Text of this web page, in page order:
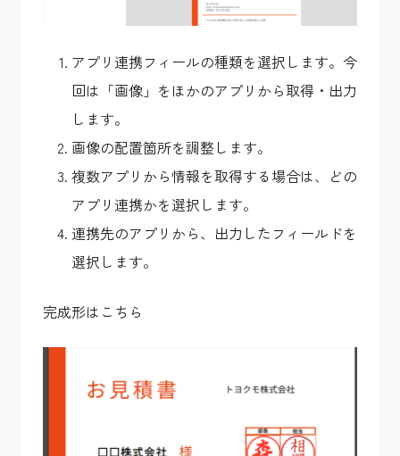
アプリ連携フィールの種類を選択します。今
回は「画像」をほかのアプリから取得・出力
します。
画像の配置箇所を調整します。
複数アプリから情報を取得する場合は、どの
アプリ連携かを選択します。
連携先のアプリから、出力したフィールドを
選択します。
完成形はこちら